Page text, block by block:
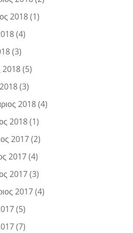
2018(1)
(4)
(3)
2018(5)
(3)
2018(4)
2018(1)
2017(2)
2017(4)
2017(3)
2017(4)
(5)
(7)